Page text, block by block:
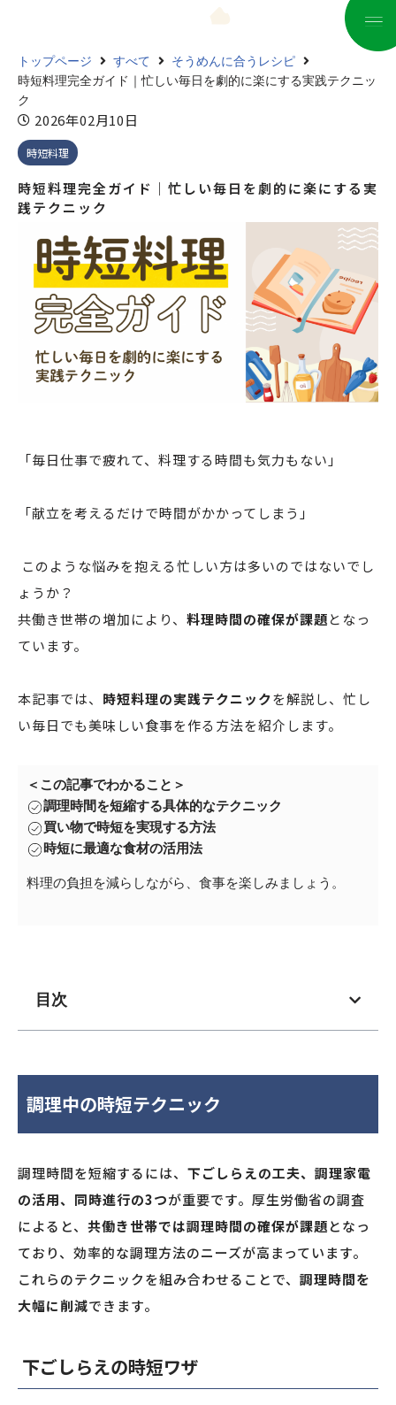
ン
テ
ン
へ
キ
ッ
トップページ すべて
そうめんに合うレシピ
時短料理完全ガイド｜忙しい毎日を劇的に楽にする実践テクニッ
ク
2026年02月10日
時短料理
時短料理完全ガイド｜忙しい毎日を劇的に楽にする実
践テクニック
「毎日仕事で疲れて、料理する時間も気力もない」
「献立を考えるだけで時間がかかってしまう」
このような悩みを抱える忙しい方は多いのではないでし
ょうか？
共働き世帯の増加により、 料理時間の確保が課題となっ
ています。
本記事では、 時短料理の実践テクニックを解説し、忙し
い毎日でも美味しい食事を作る方法を紹介します。
＜この記事でわかること＞
調理時間を短縮する具体的なテクニック
買い物で時短を実現する方法
時短に最適な食材の活用法
料理の負担を減らしながら、食事を楽しみましょう。
目次
調理中の時短テクニック
調理時間を短縮するには、 下ごしらえの工夫、調理家電
の活用、同時進行の3つが重要です。厚生労働省の調査
によると、 共働き世帯では調理時間の確保が課題となっ
ており、効率的な調理方法のニーズが高まっています。
これらのテクニックを組み合わせることで、 調理時間を
大幅に削減できます。
下ごしらえの時短ワザ